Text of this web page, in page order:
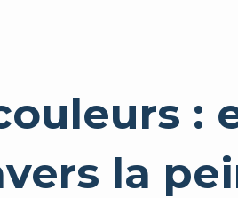
:
la